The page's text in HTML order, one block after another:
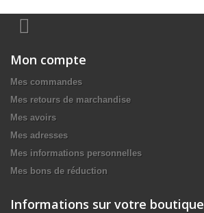
Mon compte
Mes commandes
Mes retours de marchandise
Mes avoirs
Mes adresses
Mes informations personnelles
Mes bons de réduction
Informations sur votre boutique